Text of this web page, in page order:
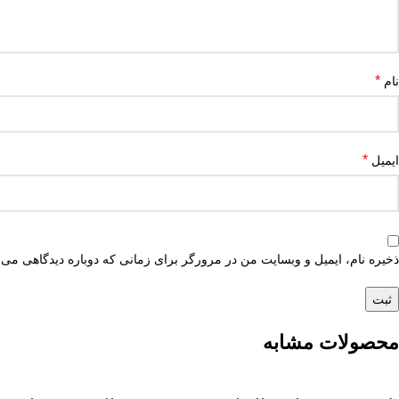
نام *
ایمیل *
ذخیره نام، ایمیل و وبسایت من در مرورگر برای زمانی که دوباره دیدگاهی
محصولات مشابه